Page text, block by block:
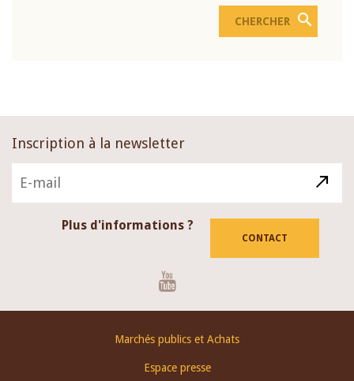
Inscription à la newsletter
Plus d'informations ?
CONTACT
Marchés publics et Achats
Espace presse